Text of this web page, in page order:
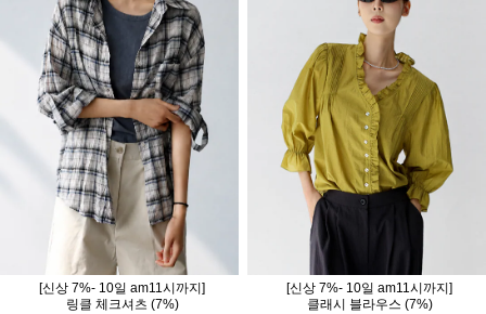
[신상 7%- 10일 am11시까지]
링클 체크셔츠 (7%)
[신상 7%- 10일 am11시까지]
클래시 블라우스 (7%)